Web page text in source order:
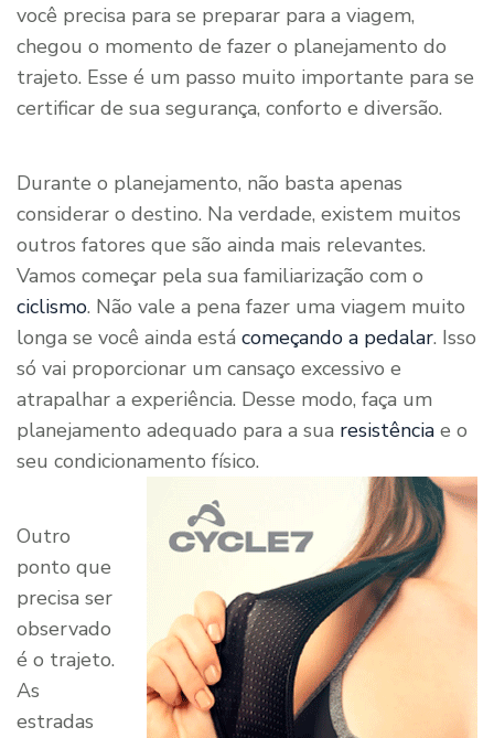
você precisa para se preparar para a viagem,
chegou o momento de fazer o planejamento do
trajeto. Esse é um passo muito importante para se
certificar de sua segurança, conforto e diversão.
Durante o planejamento, não basta apenas
considerar o destino. Na verdade, existem muitos
outros fatores que são ainda mais relevantes.
Vamos começar pela sua familiarização com o
ciclismo. Não vale a pena fazer uma viagem muito
longa se você ainda está começando a pedalar. Isso
só vai proporcionar um cansaço excessivo e
atrapalhar a experiência. Desse modo, faça um
planejamento adequado para a sua resistência e o
seu condicionamento físico.
Outro
ponto que
precisa ser
observado
é o trajeto.
As
estradas